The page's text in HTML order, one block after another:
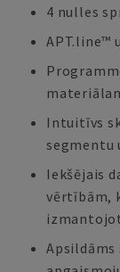
4 nulles
APT.line™
Intuitīvs
segmentu
Iekšējais
vērtībām,
Apsildāms